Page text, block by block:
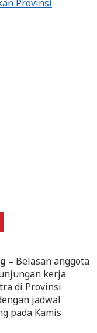
– Belasan anggota
kerja
di Provinsi
jadwal
pada Kamis